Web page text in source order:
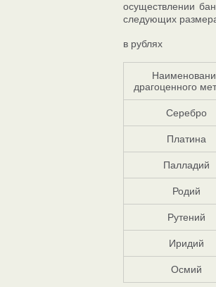
осуществлении
следующих
в рублях
драгоценного
Серебро
Платина
Палладий
Родий
Рутений
Иридий
Осмий